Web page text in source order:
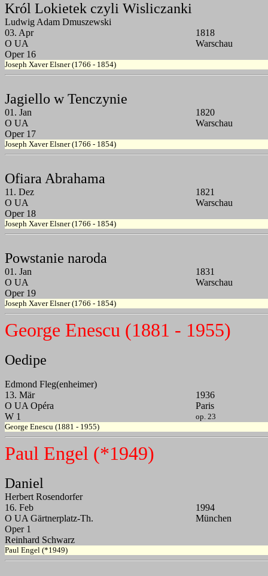
Król Lokietek czyli Wisliczanki
Ludwig Adam Dmuszewski
03. Apr
1818
O UA
Warschau
Oper 16
Joseph Xaver Elsner (1766 - 1854)
Jagiello w Tenczynie
01. Jan
1820
O UA
Warschau
Oper 17
Joseph Xaver Elsner (1766 - 1854)
Ofiara Abrahama
11. Dez
1821
O UA
Warschau
Oper 18
Joseph Xaver Elsner (1766 - 1854)
Powstanie naroda
01. Jan
1831
O UA
Warschau
Oper 19
Joseph Xaver Elsner (1766 - 1854)
George Enescu (1881 - 1955)
Oedipe
Edmond Fleg(enheimer)
13. Mär
1936
O UA Opéra
Paris
W 1
op. 23
George Enescu (1881 - 1955)
Paul Engel (*1949)
Daniel
Herbert Rosendorfer
16. Feb
1994
O UA Gärtnerplatz-Th.
München
Oper 1
Reinhard Schwarz
Paul Engel (*1949)